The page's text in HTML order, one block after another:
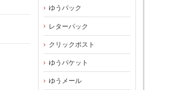
ゆうパック
レターパック
クリックポスト
ゆうパケット
ゆうメール